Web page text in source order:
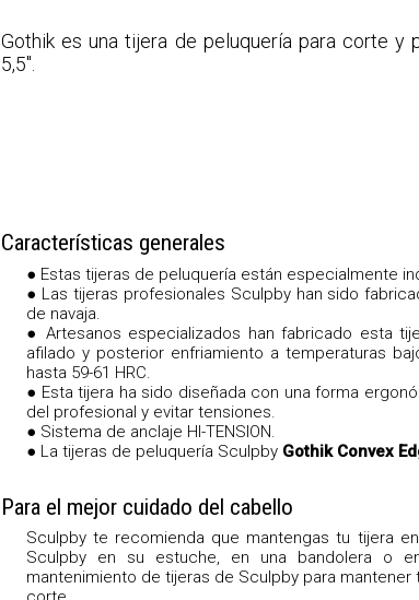
Gothik es una tijera de peluquería para corte y
5,5".
Características generales
● Estas tijeras de peluquería están especialmente
● Las tijeras profesionales Sculpby han sido
de navaja.
● Artesanos especializados han fabricado esta
afilado y posterior enfriamiento a temperaturas
hasta 59-61 HRC.
● Esta tijera ha sido diseñada con una forma
del profesional y evitar tensiones.
● Sistema de anclaje HI-TENSION.
● La tijeras de peluquería Sculpby Gothik Convex
Para el mejor cuidado del cabello
Sculpby te recomienda que mantengas tu tijera
Sculpby en su estuche, en una bandolera o
mantenimiento de tijeras de Sculpby para